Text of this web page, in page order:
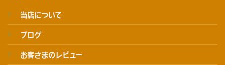
当店について
ブログ
お客さまのレビュー